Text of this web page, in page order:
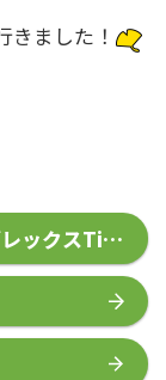
きました！
ックスTip-